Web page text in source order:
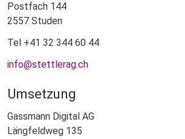
Postfach 144
2557 Studen
Tel +41 32 344 60 44
info@stettlerag.ch
Umsetzung
Gassmann Digital AG
Längfeldweg 135